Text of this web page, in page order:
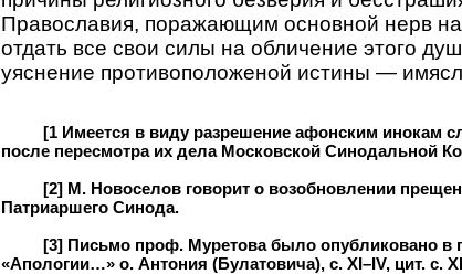
Православия, поражающим основной нерв
отдать все свои силы на обличение этого
уяснение противоположеной истины —
[1 Имеется в виду разрешение афонским инокам
после пересмотра их дела Московской Синодальной
[2] М. Новоселов говорит о возобновлении
Патриаршего Синода.
[3] Письмо проф. Муретова было опубликовано в
«Апологии…» о. Антония (Булатовича), с. XI–IV, цит. с.